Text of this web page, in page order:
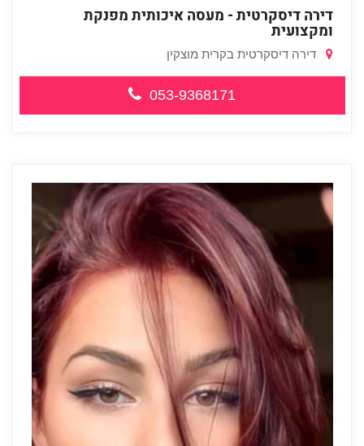
דירה דיסקרטית - מעסה איכותית מפנקת
ומקצועית
דירה דיסקרטית בקרית מוצקין
053-9368171